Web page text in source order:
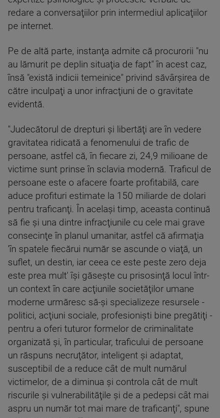
redare a conversaţiilor prin intermediul aplicaţiilor
pe internet.
Pe de altă parte, instanţa admite că procurorii "nu
au lămurit pe deplin situaţia de fapt" în acest caz,
însă "există indicii temeinice" privind săvârşirea de
către inculpaţi a unor infracţiuni de o gravitate
evidentă.
"Judecătorul de drepturi şi libertăţi are în vedere
gravitatea ridicată a fenomenului de trafic de
persoane, astfel că, în fiecare zi, 24,9 milioane de
victime sunt prinse în sclavia modernă. Traficul de
persoane este o afacere foarte profitabilă, care
aduce profituri estimate la 150 miliarde de dolari
pentru traficanţi. În acelaşi timp, aceasta continuă
să fie şi una dintre infracţiunile cu cele mai grave
consecinţe în planul umanitar, astfel că afirmaţia
'în spatele fiecărui număr se ascunde o viaţă, un
suflet, un destin, iar ceea ce este peste zero deja
este prea mult' îşi găseşte cu prisosinţă locul într-
un context în care acţiunile societăţilor umane
moderne urmăresc să-şi specializeze resursele -
politici, acţiuni sociale, profesionişti bine pregătiţi -
pentru a oferi tuturor formelor de criminalitate
organizată şi, în particular, traficului de persoane
un răspuns necruţător, inteligent şi adaptat,
susceptibil de a reduce cât de mult numărul
victimelor, de a diminua şi controla cât de mult
riscurile şi vulnerabilităţile şi de a pedepsi cât mai
aspru un număr tot mai mare de traficanţi", spune